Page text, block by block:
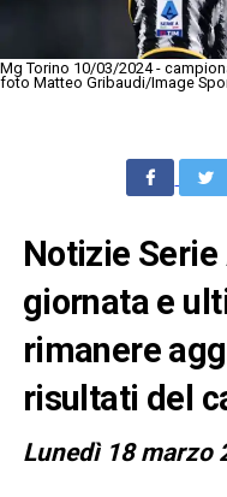
Mg Torino 10/03/2024 -
foto Matteo Gribaudi/Image
Notizie Serie
giornata e
rimanere
risultati del
Lunedì 18 marzo